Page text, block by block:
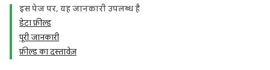
इस पेज पर, यह जानकारी उपलब्ध है
डेटा फ़ील्ड
पूरी जानकारी
फ़ील्ड का दस्तावेज़